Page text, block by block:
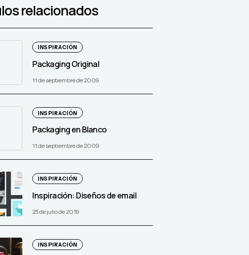
relacionados
INSPIRACIÓN
Packaging Original
11 de septiembre de 2009
INSPIRACIÓN
Packaging en Blanco
11 de septiembre de 2009
INSPIRACIÓN
Inspiración: Diseños de email
25 de julio de 2019
INSPIRACIÓN